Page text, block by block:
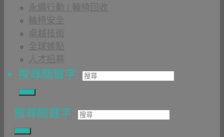
永續行動 | 輪椅回收
輪椅安全
卓越技術
全球據點
人才招募
搜尋關鍵字:
搜尋關鍵字: